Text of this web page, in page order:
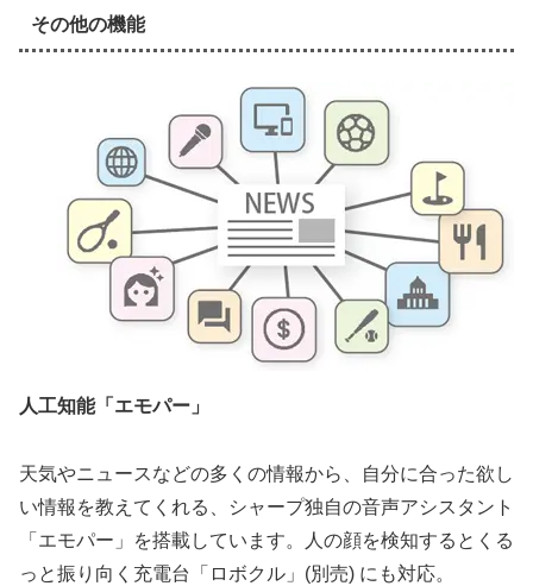
その他の機能
人工知能「エモパー」
天気やニュースなどの多くの情報から、自分に合った欲し
い情報を教えてくれる、シャープ独自の音声アシスタント
「エモパー」を搭載しています。人の顔を検知するとくる
っと振り向く充電台「ロボクル」(別売) にも対応。